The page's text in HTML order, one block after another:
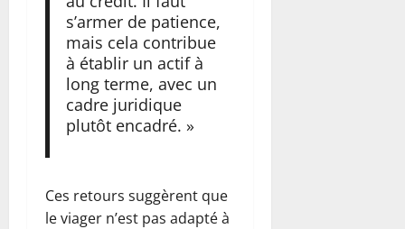
s’armer de patience,
mais cela contribue
à établir un actif à
long terme, avec un
cadre juridique
plutôt encadré. »
Ces retours suggèrent que
le viager n’est pas adapté à